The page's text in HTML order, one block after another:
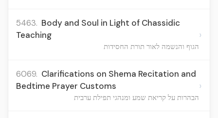
5463. Body and Soul in Light of Chassidic
Teaching
הגוף והנשמה לאור תורת החסידות
›
6069. Clarifications on Shema Recitation and
Bedtime Prayer Customs
הבהרות על קריאת שמע ומנהגי תפילת ערבית
›